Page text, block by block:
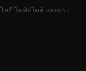
ลยี ไลฟ์สไตล์ และแรง